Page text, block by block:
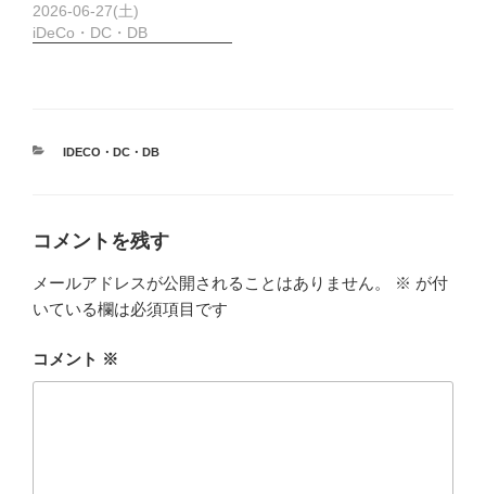
2026-06-27(土)
iDeCo・DC・DB
カ
IDECO・DC・DB
コメントを残す
メールアドレスが公開されることはありません。 ※ が付
いている欄は必須項目です
コメント ※